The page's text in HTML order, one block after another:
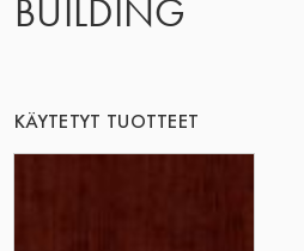
BUILDING
KÄYTETYT TUOTTEET